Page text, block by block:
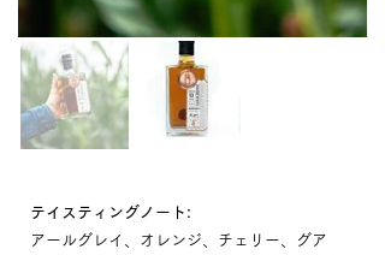
テイスティングノート:
アールグレイ、オレンジ、チェリー、グア